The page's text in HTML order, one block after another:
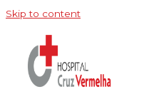
Skip to content